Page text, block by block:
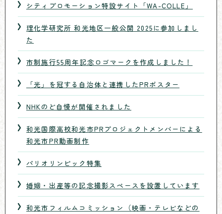
シティプロモーション特設サイト「WA-COLLE」
理化学研究所 和光地区一般公開 2025に参加しまし
た
市制施行55周年記念ロゴマークを作成しました！
「光」を冠する自治体と連携したPRポスター
NHKのど自慢が開催されました
和光国際高校和光市PRプロジェクトメンバーによる
和光市PR動画制作
パリオリンピック特集
婚姻・出産等の記念撮影スペースを設置しています
和光市フィルムコミッション（映画・テレビなどの